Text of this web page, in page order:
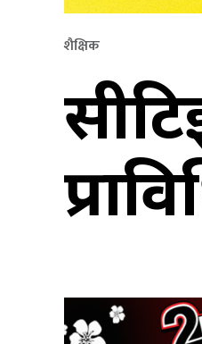
शैक्षिक